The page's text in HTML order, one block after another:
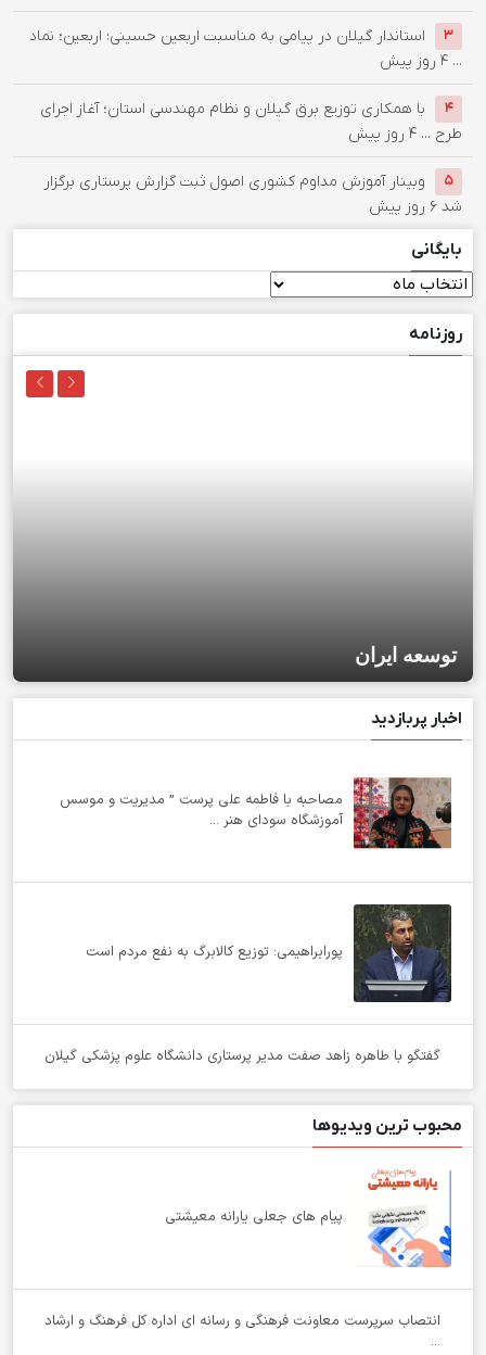
۳
استاندار گیلان در پیامی به مناسبت اربعین حسینی: اربعین؛ نماد
... ۴ روز پیش
۴
با همکاری توزیع برق گیلان و نظام مهندسی استان؛ آغاز اجرای
طرح ... ۴ روز پیش
۵
وبینار آموزش مداوم کشوری اصول ثبت گزارش پرستاری برگزار
شد ۶ روز پیش
بایگانی
بایگانی
روزنامه
توسعه ایران
اخبار پربازدید
مصاحبه با فاطمه علی پرست ” مدیریت و موسس
آموزشگاه سودای هنر ...
پورابراهیمی: توزیع کالابرگ به نفع مردم است
گفتگو با طاهره زاهد صفت مدیر پرستاری دانشگاه علوم پزشکی گیلان
محبوب ترین ویدیوها
پیام های جعلی یارانه معیشتی
انتصاب سرپرست معاونت فرهنگی و رسانه ای اداره کل فرهنگ و ارشاد
...